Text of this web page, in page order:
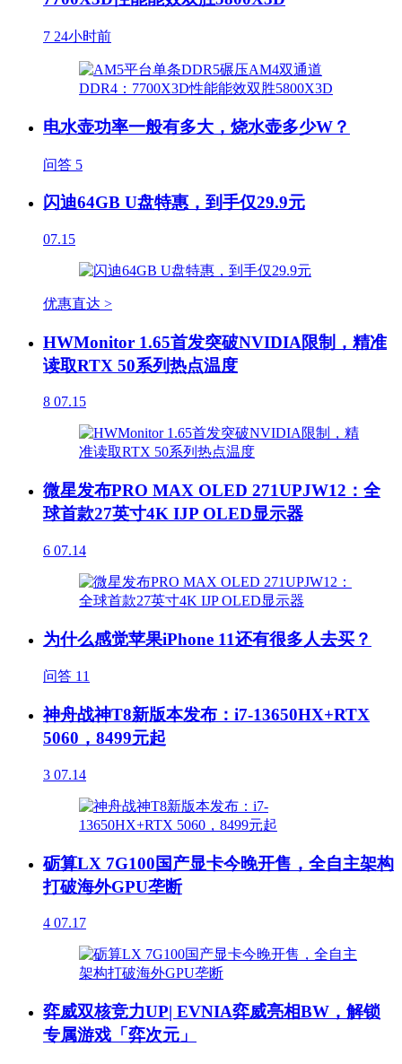
7 24小时前
电水壶功率一般有多大，烧水壶多少W？
问答 5
闪迪64GB U盘特惠，到手仅29.9元
07.15
优惠直达 >
HWMonitor 1.65首发突破NVIDIA限制，精准
读取RTX 50系列热点温度
8 07.15
微星发布PRO MAX OLED 271UPJW12：全
球首款27英寸4K IJP OLED显示器
6 07.14
为什么感觉苹果iPhone 11还有很多人去买？
问答 11
神舟战神T8新版本发布：i7-13650HX+RTX
5060，8499元起
3 07.14
砺算LX 7G100国产显卡今晚开售，全自主架构
打破海外GPU垄断
4 07.17
弈威双核竞力UP| EVNIA弈威亮相BW，解锁
专属游戏「弈次元」